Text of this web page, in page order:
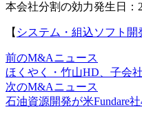
本会社分割の効力発生日：
【 システム・組込ソフト
前のM&Aニュース
ほくやく・竹山HD、子会
次のM&Aニュース
石油資源開発が米Fundare